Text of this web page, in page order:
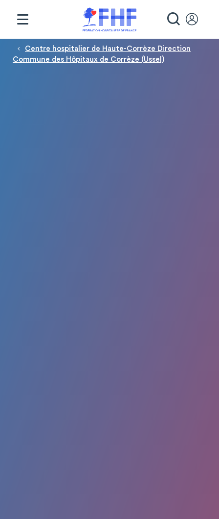
Fil d'Ariane
Centre hospitalier de Haute-Corrèze Direction
Commune des Hôpitaux de Corrèze (Ussel)
Panneau de gestion des cookies